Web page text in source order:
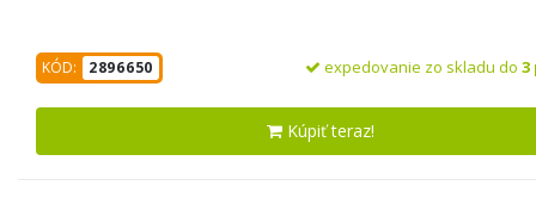
KÓD: 2896650 expedovanie zo skladu do 3
Kúpiť teraz!